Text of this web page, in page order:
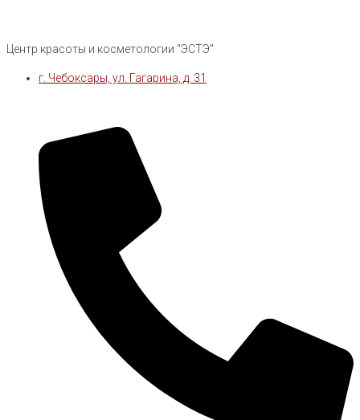
Центр красоты и косметологии "ЭСТЭ"
г. Чебоксары, ул. Гагарина, д. 31